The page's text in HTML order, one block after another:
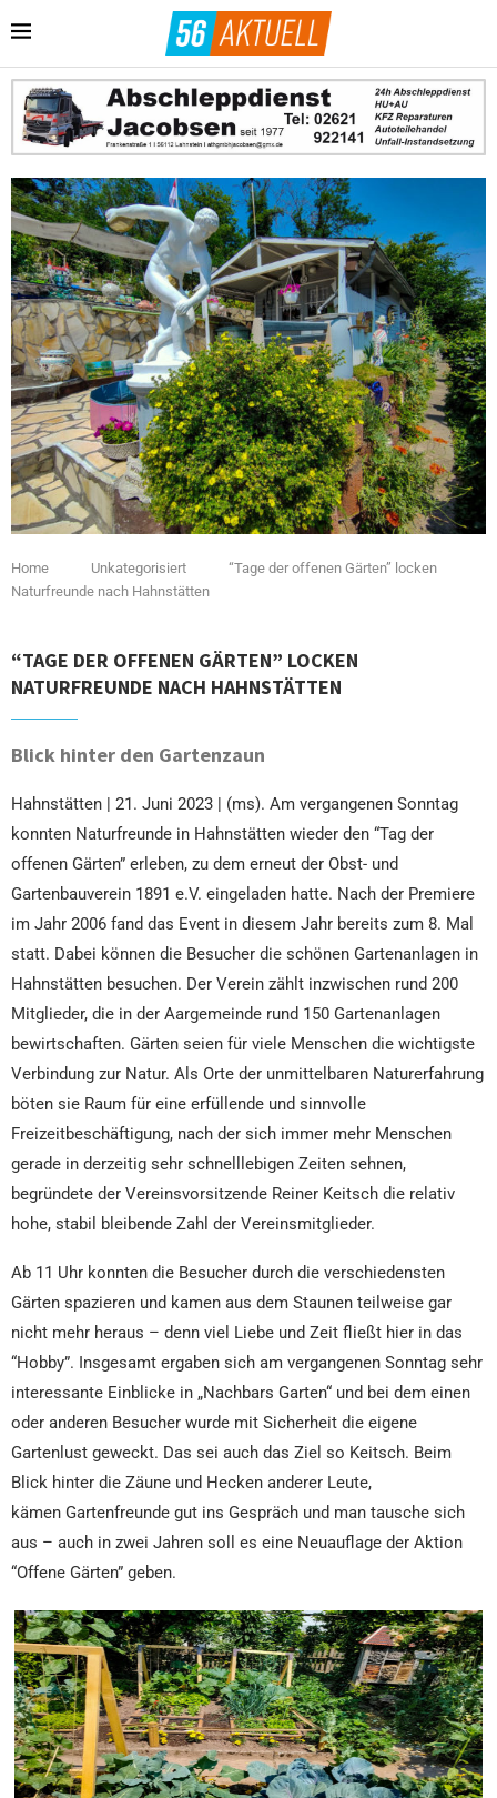
Home Unkategorisiert
“Tage der offenen Gärten” locken
Naturfreunde nach Hahnstätten
“TAGE DER OFFENEN GÄRTEN” LOCKEN
NATURFREUNDE NACH HAHNSTÄTTEN
Blick hinter den Gartenzaun
Hahnstätten | 21. Juni 2023 | (ms). Am vergangenen Sonntag
konnten Naturfreunde in Hahnstätten wieder den “Tag der
offenen Gärten” erleben, zu dem erneut der Obst- und
Gartenbauverein 1891 e.V. eingeladen hatte. Nach der Premiere
im Jahr 2006 fand das Event in diesem Jahr bereits zum 8. Mal
statt. Dabei können die Besucher die schönen Gartenanlagen in
Hahnstätten besuchen. Der Verein zählt inzwischen rund 200
Mitglieder, die in der Aargemeinde rund 150 Gartenanlagen
bewirtschaften. Gärten seien für viele Menschen die wichtigste
Verbindung zur Natur. Als Orte der unmittelbaren Naturerfahrung
böten sie Raum für eine erfüllende und sinnvolle
Freizeitbeschäftigung, nach der sich immer mehr Menschen
gerade in derzeitig sehr schnelllebigen Zeiten sehnen,
begründete der Vereinsvorsitzende Reiner Keitsch die relativ
hohe, stabil bleibende Zahl der Vereinsmitglieder.
Ab 11 Uhr konnten die Besucher durch die verschiedensten
Gärten spazieren und kamen aus dem Staunen teilweise gar
nicht mehr heraus – denn viel Liebe und Zeit fließt hier in das
“Hobby”. Insgesamt ergaben sich am vergangenen Sonntag sehr
interessante Einblicke in „Nachbars Garten“ und bei dem einen
oder anderen Besucher wurde mit Sicherheit die eigene
Gartenlust geweckt. Das sei auch das Ziel so Keitsch. Beim
Blick hinter die Zäune und Hecken anderer Leute,
kämen Gartenfreunde gut ins Gespräch und man tausche sich
aus – auch in zwei Jahren soll es eine Neuauflage der Aktion
“Offene Gärten” geben.